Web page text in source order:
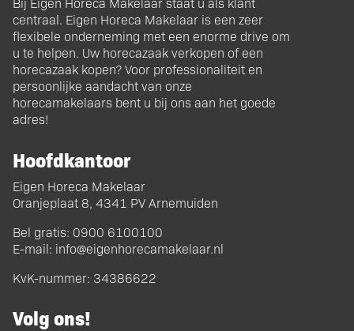
centraal. Eigen Horeca Makelaar is een zeer
flexibele onderneming met een enorme drive om
u te helpen. Uw horecazaak verkopen of een
horecazaak kopen? Voor professionaliteit en
persoonlijke aandacht van onze
horecamakelaars bent u bij ons aan het goede
adres!
Hoofdkantoor
Eigen Horeca Makelaar
Oranjeplaat 8, 4341 PV Arnemuiden
Bel gratis: 0900 6100100
E-mail: info@eigenhorecamakelaar.nl
KvK-nummer: 34386622
Volg ons!